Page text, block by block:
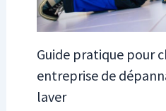
Guide pratique pour
entreprise de
laver